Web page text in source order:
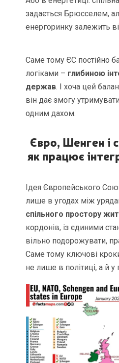
задається Брюсселем,
енергоринку залежить
Саме тому ЄС постійно
логіками – глибиною
держав. І хоча цей
він дає змогу
одним дахом.
Євро, Шенген і
як працює
Ідея Європейського
лише в угодах між
спільного простору
кордонів, із єдиними
вільно подорожувати,
Саме тому ключові кроки
не лише в політиці, а й у